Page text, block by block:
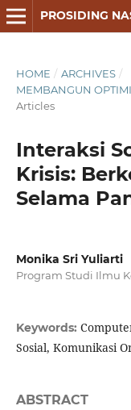
PROSIDING
HOME / ARCHIVES /
MEMBANGUN
Articles
Interaksi
Krisis:
Selama
Monika Sri Yuliarti
Program Studi Ilmu
Keywords:
Sosial, Komunikasi
ABSTRACT